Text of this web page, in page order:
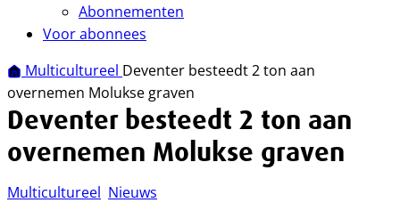
Abonnementen
Voor abonnees
Multicultureel Deventer besteedt 2 ton aan
overnemen Molukse graven
Deventer besteedt 2 ton aan
overnemen Molukse graven
Multicultureel Nieuws